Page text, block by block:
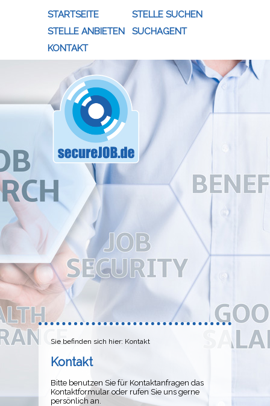
STARTSEITE
STELLE SUCHEN
STELLE ANBIETEN
SUCHAGENT
KONTAKT
Sie befinden sich hier: Kontakt
Kontakt
Bitte benutzen Sie für Kontaktanfragen das
Kontaktformular oder rufen Sie uns gerne
persönlich an.